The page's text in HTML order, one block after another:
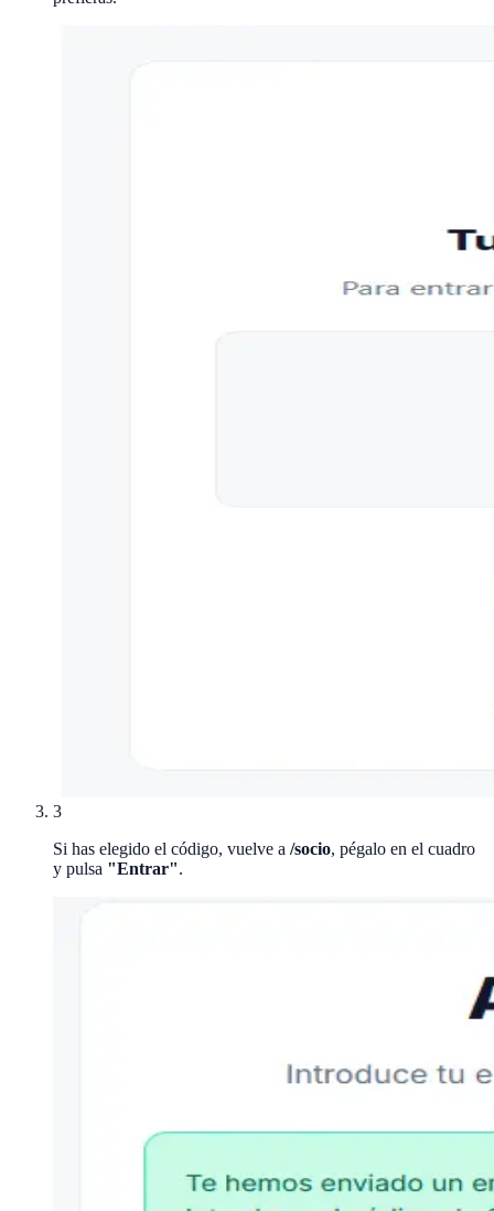
3
Si has elegido el código, vuelve a /socio, pégalo en el cuadro
y pulsa "Entrar".